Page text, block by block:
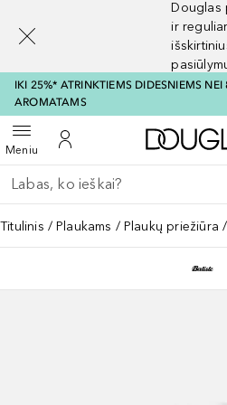
Douglas
ir
IKI 25%* ATRINKTIEMS DIDESNIEMS NEI
AROMATAMS
MeniuAtidaryti meniuĮ mano paskyrą
Grįžk atgal
Vykdykite paiešką
Titulinis Plaukams Plaukų priežiūra
[navigation.slideout.screenreader]